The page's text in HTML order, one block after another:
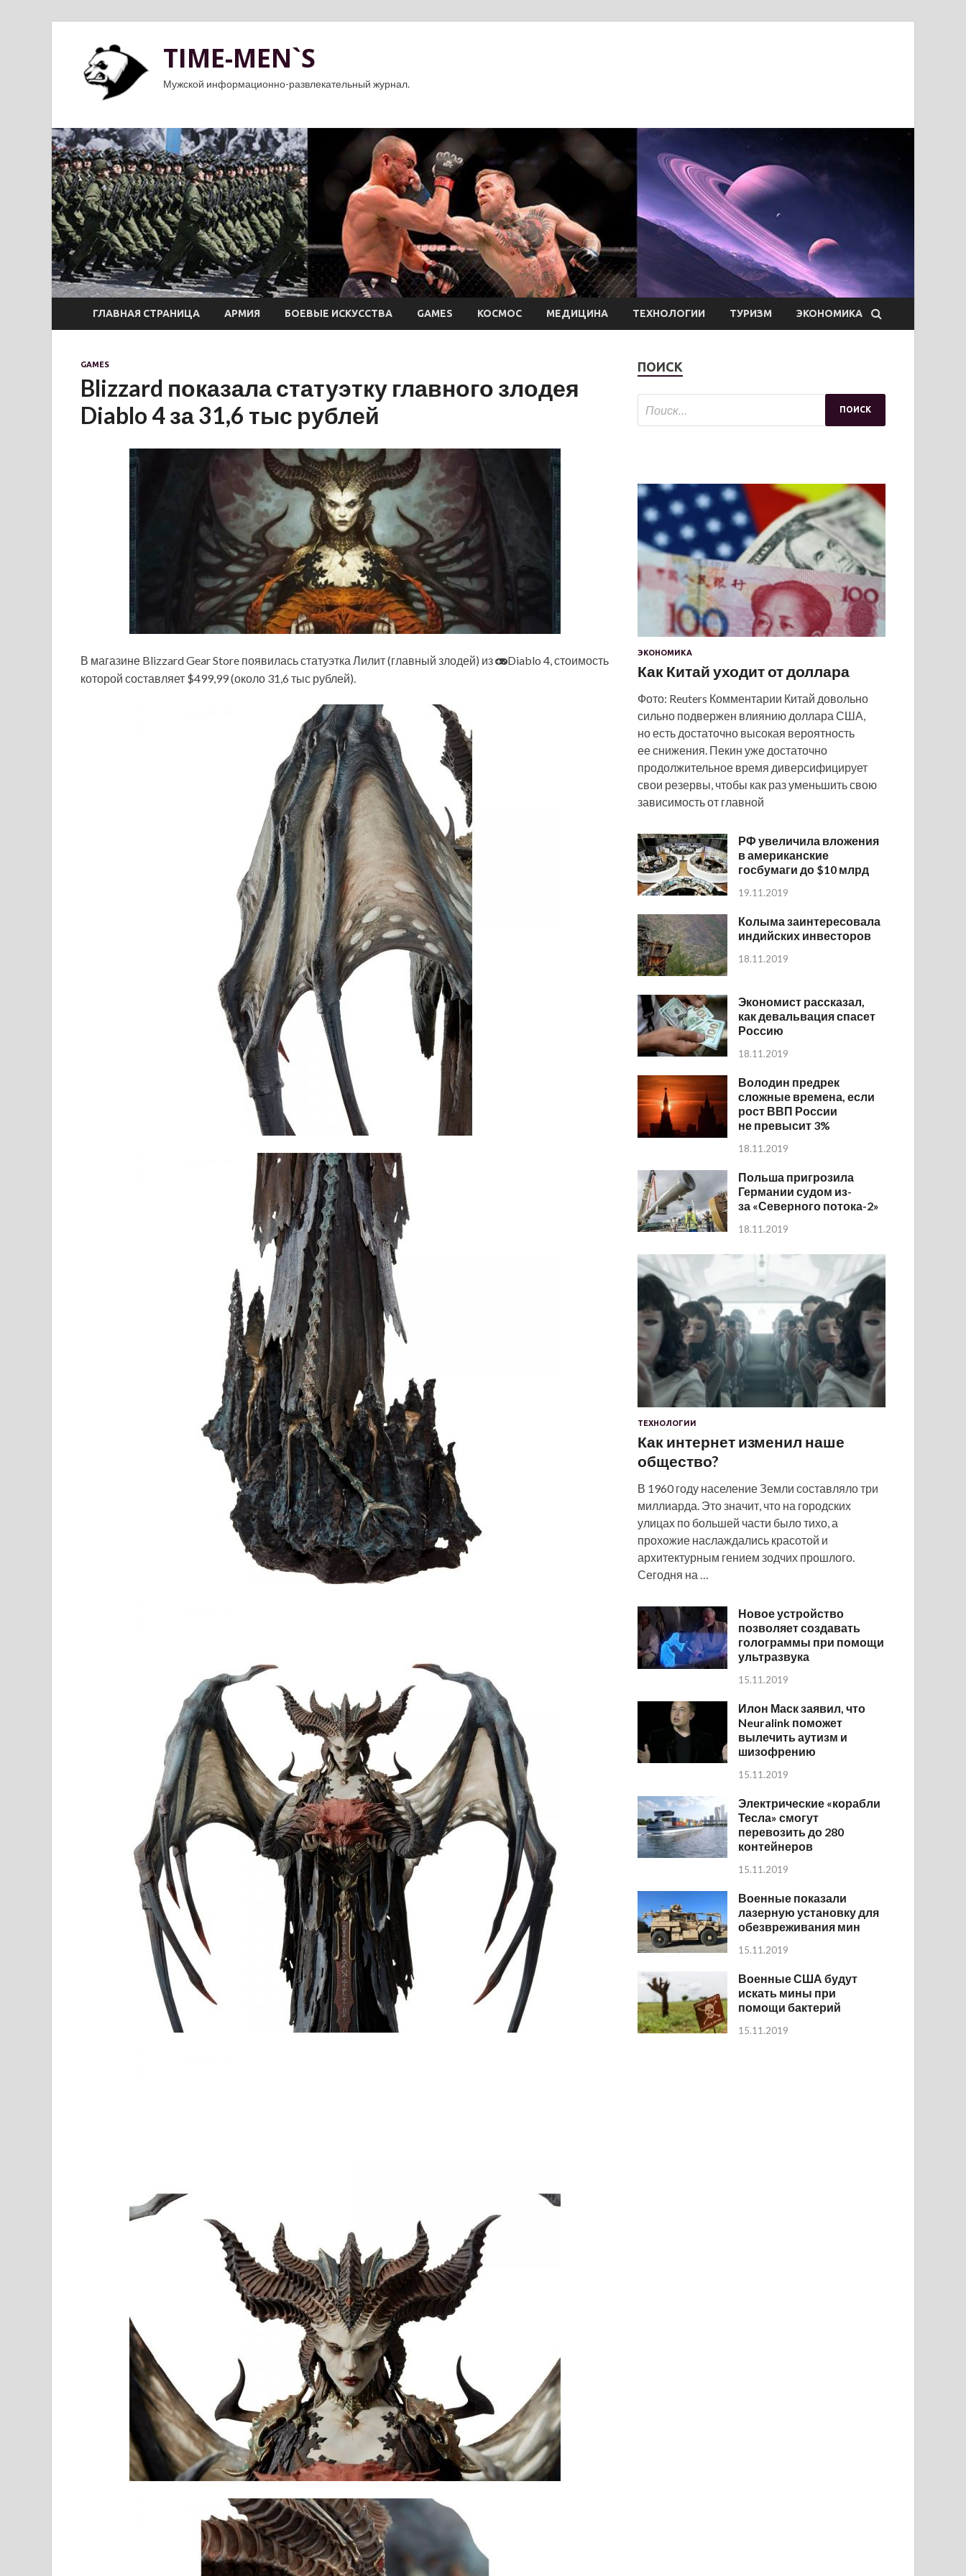
TIME-MEN`S
Мужской информационно-развлекательный журнал.
ГЛАВНАЯ СТРАНИЦА АРМИЯ БОЕВЫЕ ИСКУССТВА GAMES КОСМОС МЕДИЦИНА ТЕХНОЛОГИИ ТУРИЗМ ЭКОНОМИКА
GAMES
Blizzard показала статуэтку главного злодея
Diablo 4 за 31,6 тыс рублей
В магазине Blizzard Gear Store появилась статуэтка Лилит (главный злодей) из
Diablo 4, стоимость
которой составляет $499,99 (около 31,6 тыс рублей).
ПОИСК
ЭКОНОМИКА
Как Китай уходит от доллара
Фото: Reuters Комментарии Китай довольно
сильно подвержен влиянию доллара США,
но есть достаточно высокая вероятность
ее снижения. Пекин уже достаточно
продолжительное время диверсифицирует
свои резервы, чтобы как раз уменьшить свою
зависимость от главной
РФ увеличила вложения
в американские
госбумаги до $10 млрд
19.11.2019
Колыма заинтересовала
индийских инвесторов
18.11.2019
Экономист рассказал,
как девальвация спасет
Россию
18.11.2019
Володин предрек
сложные времена, если
рост ВВП России
не превысит 3%
18.11.2019
Польша пригрозила
Германии судом из-
за «Северного потока-2»
18.11.2019
ТЕХНОЛОГИИ
Как интернет изменил наше
общество?
В 1960 году население Земли составляло три
миллиарда. Это значит, что на городских
улицах по большей части было тихо, а
прохожие наслаждались красотой и
архитектурным гением зодчих прошлого.
Сегодня на …
Новое устройство
позволяет создавать
голограммы при помощи
ультразвука
15.11.2019
Илон Маск заявил, что
Neuralink поможет
вылечить аутизм и
шизофрению
15.11.2019
Электрические «корабли
Тесла» смогут
перевозить до 280
контейнеров
15.11.2019
Военные показали
лазерную установку для
обезвреживания мин
15.11.2019
Военные США будут
искать мины при
помощи бактерий
15.11.2019